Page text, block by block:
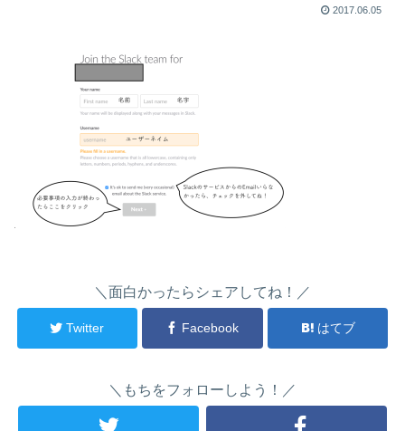
2017.06.05
＼面白かったらシェアしてね！／
Twitter Facebook はてブ
＼もちをフォローしよう！／